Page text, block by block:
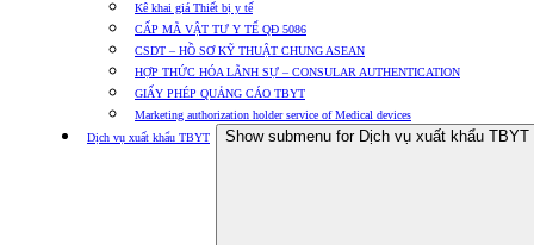
Kê khai giá Thiết bị y tế
CẤP MÃ VẬT TƯ Y TẾ QĐ 5086
CSDT – HỒ SƠ KỸ THUẬT CHUNG ASEAN
HỢP THỨC HÓA LÃNH SỰ – CONSULAR AUTHENTICATION
GIẤY PHÉP QUẢNG CÁO TBYT
Marketing authorization holder service of Medical devices
Dịch vụ xuất khẩu TBYT
Show submenu for Dịch vụ xuất khẩu TBYT